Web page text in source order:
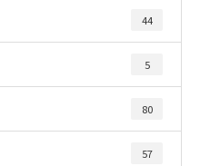
44
5
80
57